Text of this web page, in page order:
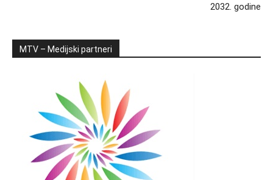
2032. godine
MTV – Medijski partneri